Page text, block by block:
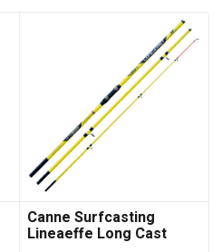
Canne Surfcasting
Lineaeffe Long Cast